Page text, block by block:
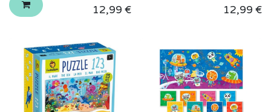
12,99 €
12,99 €